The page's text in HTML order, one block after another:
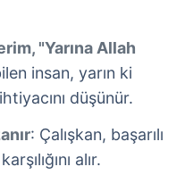
"Yarına Allah
insan, yarın ki
düşünür.
: Çalışkan, başarılı
alır.